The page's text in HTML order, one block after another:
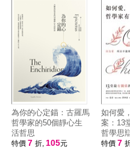
為你的心定錨：古羅馬
哲學家的50個靜心生
活哲思
特價 7 折, 105元
如何愛
案：13
哲學思
特價 7